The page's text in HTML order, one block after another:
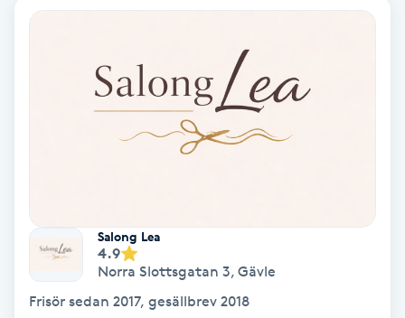
IR-massage
Salong Lea
4.9
Norra Slottsgatan 3, Gävle
Frisör sedan 2017, gesällbrev 2018